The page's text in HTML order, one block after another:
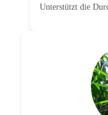
Unterstützt die